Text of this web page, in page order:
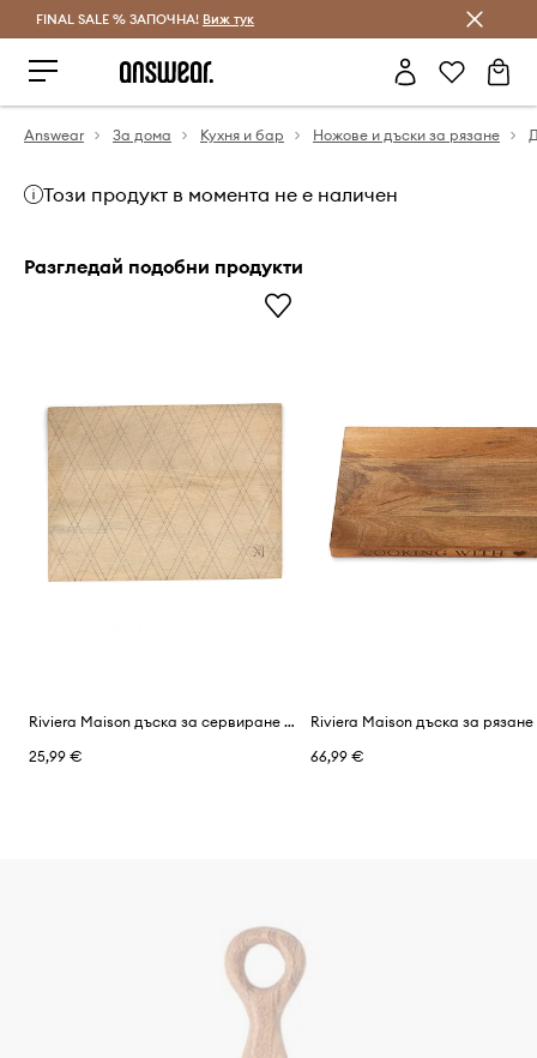
Спестявай с Answear Club
FINAL SALE % ЗАПОЧНА! Виж тук
Answear За дома Кухня и бар Ножове и дъски за рязане
Този продукт в момента не е наличен
Разгледай подобни продукти
Riviera Maison дъска за сервиране от мангово дърво 40 x 30 x 1,5 cm
25,99 €
66,99 €